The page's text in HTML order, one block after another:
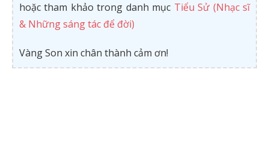
hoặc tham khảo trong danh mục Tiểu Sử (Nhạc sĩ
& Những sáng tác để đời)
Vàng Son xin chân thành cảm ơn!